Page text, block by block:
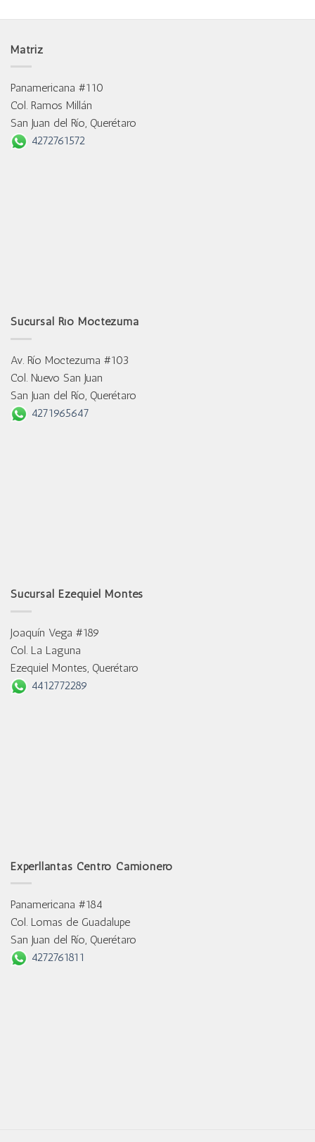
Matriz
Panamericana #110
Col. Ramos Millán
San Juan del Río, Querétaro
4272761572
Sucursal Río Moctezuma
Av. Río Moctezuma #103
Col. Nuevo San Juan
San Juan del Río, Querétaro
4271965647
Sucursal Ezequiel Montes
Joaquín Vega #189
Col. La Laguna
Ezequiel Montes, Querétaro
4412772289
Experllantas Centro Camionero
Panamericana #184
Col. Lomas de Guadalupe
San Juan del Río, Querétaro
4272761811